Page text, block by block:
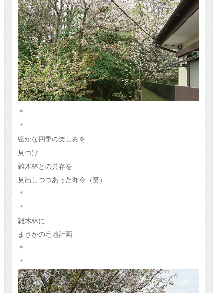
＊
＊
密かな四季の楽しみを
見つけ
雑木林との共存を
見出しつつあった昨今（笑）
＊
＊
雑木林に
まさかの宅地計画
＊
＊